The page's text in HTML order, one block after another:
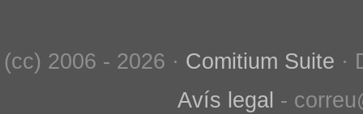
(cc) 2006 - 2026 · Comitium Suite ·
Avís legal -